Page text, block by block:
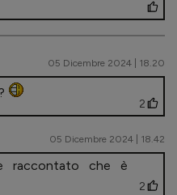
05 Dicembre 2024 | 18.20
2
05 Dicembre 2024 | 18.42
raccontato che è
2